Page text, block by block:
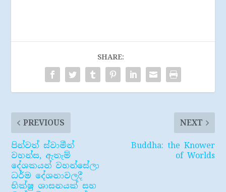
SHARE:
PREVIOUS
පින්වත් ස්වාමීන්
වහන්ස, ඇතැම්
දේශකයන් වහන්සේලා
ධර්ම දේශනාවලදී
භික්ෂු ශාසනයක් සහ
NEXT
Buddha: the Knower
of Worlds